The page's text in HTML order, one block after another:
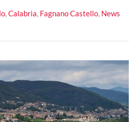
,Calabria, Fagnano Castello, News